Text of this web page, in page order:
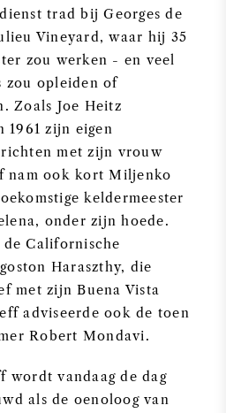
trad bij Georges de
Vineyard, waar hij 35
zou werken - en veel
zou opleiden of
Zoals Joe Heitz
zijn eigen
met zijn vrouw
nam ook kort Miljenko
keldermeester
onder zijn hoede.
Californische
Haraszthy, die
met zijn Buena Vista
adviseerde ook de toen
Robert Mondavi.
wordt vandaag de dag
als de oenoloog van